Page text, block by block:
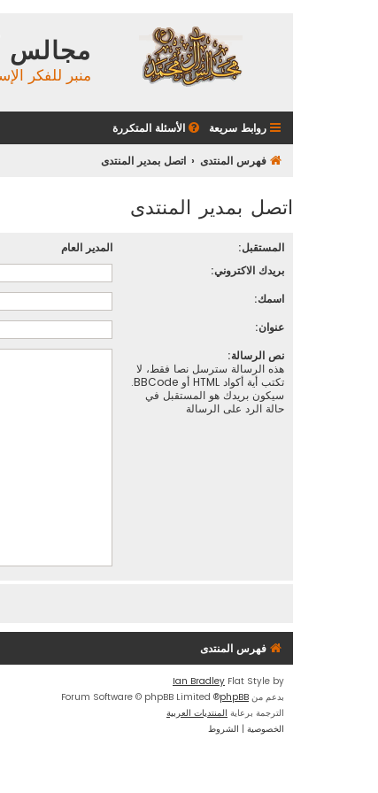
مجالس
منبر للفكر
روابط سريعة الأسئلة المتكررة
فهرس المنتدى اتصل بمدير المنتدى
اتصل بمدير المنتدى
المستقبل:
المدير العام
بريدك الاكتروني:
اسمك:
عنوان:
نص الرسالة:
هذه الرسالة سترسل نصا فقط، لا
تكتب أية أكواد HTML أو BBCode.
سيكون بريدك هو المستقبل في
حالة الرد على الرسالة
فهرس المنتدى
Flat Style by
Ian Bradley
بدعم من phpBB
® Forum Software © phpBB Limited
الترجمة برعاية المنتديات العربية
الخصوصية | الشروط